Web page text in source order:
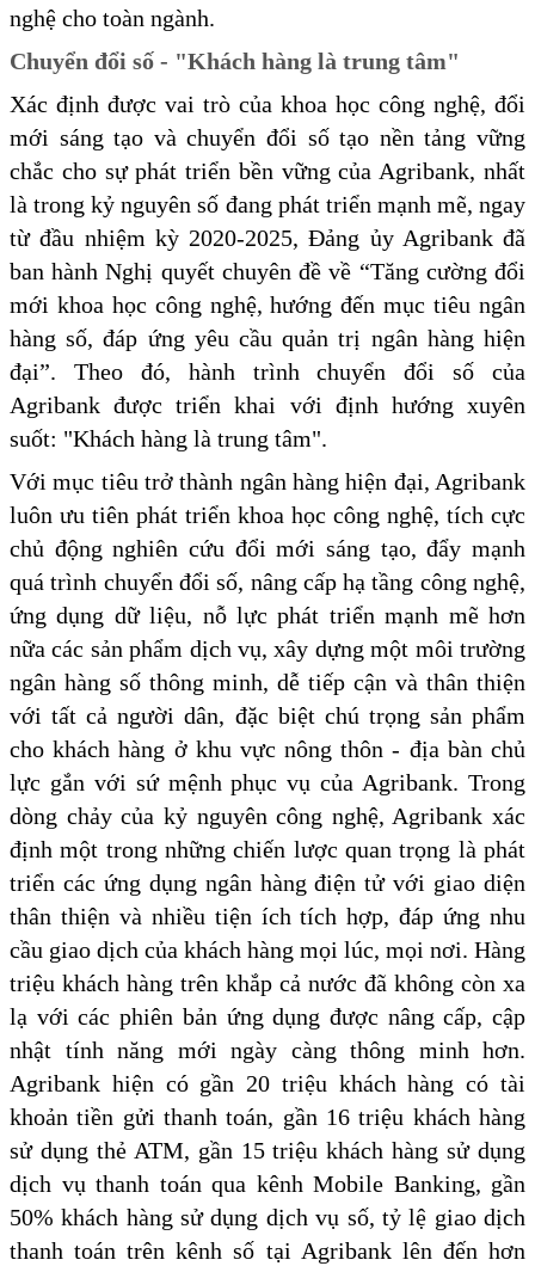
nghệ cho toàn ngành.
Chuyển đổi số - "Khách hàng là trung tâm"
Xác định được vai trò của khoa học công nghệ, đổi
mới sáng tạo và chuyển đổi số tạo nền tảng vững
chắc cho sự phát triển bền vững của Agribank, nhất
là trong kỷ nguyên số đang phát triển mạnh mẽ, ngay
từ đầu nhiệm kỳ 2020-2025, Đảng ủy Agribank đã
ban hành Nghị quyết chuyên đề về “Tăng cường đổi
mới khoa học công nghệ, hướng đến mục tiêu ngân
hàng số, đáp ứng yêu cầu quản trị ngân hàng hiện
đại”. Theo đó, hành trình chuyển đổi số của
Agribank được triển khai với định hướng xuyên
suốt: "Khách hàng là trung tâm".
Với mục tiêu trở thành ngân hàng hiện đại, Agribank
luôn ưu tiên phát triển khoa học công nghệ, tích cực
chủ động nghiên cứu đổi mới sáng tạo, đẩy mạnh
quá trình chuyển đổi số, nâng cấp hạ tầng công nghệ,
ứng dụng dữ liệu, nỗ lực phát triển mạnh mẽ hơn
nữa các sản phẩm dịch vụ, xây dựng một môi trường
ngân hàng số thông minh, dễ tiếp cận và thân thiện
với tất cả người dân, đặc biệt chú trọng sản phẩm
cho khách hàng ở khu vực nông thôn - địa bàn chủ
lực gắn với sứ mệnh phục vụ của Agribank. Trong
dòng chảy của kỷ nguyên công nghệ, Agribank xác
định một trong những chiến lược quan trọng là phát
triển các ứng dụng ngân hàng điện tử với giao diện
thân thiện và nhiều tiện ích tích hợp, đáp ứng nhu
cầu giao dịch của khách hàng mọi lúc, mọi nơi. Hàng
triệu khách hàng trên khắp cả nước đã không còn xa
lạ với các phiên bản ứng dụng được nâng cấp, cập
nhật tính năng mới ngày càng thông minh hơn.
Agribank hiện có gần 20 triệu khách hàng có tài
khoản tiền gửi thanh toán, gần 16 triệu khách hàng
sử dụng thẻ ATM, gần 15 triệu khách hàng sử dụng
dịch vụ thanh toán qua kênh Mobile Banking, gần
50% khách hàng sử dụng dịch vụ số, tỷ lệ giao dịch
thanh toán trên kênh số tại Agribank lên đến hơn